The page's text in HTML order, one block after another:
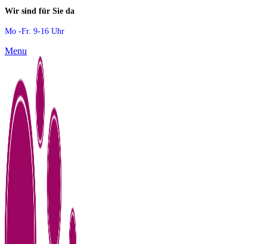
Wir sind für Sie da
Mo -Fr. 9-16 Uhr
Menu